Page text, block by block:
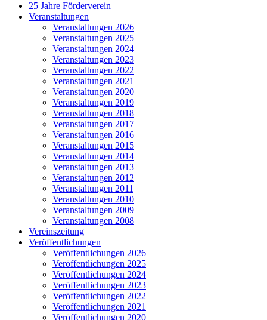
25 Jahre Förderverein
Veranstaltungen
Veranstaltungen 2026
Veranstaltungen 2025
Veranstaltungen 2024
Veranstaltungen 2023
Veranstaltungen 2022
Veranstaltungen 2021
Veranstaltungen 2020
Veranstaltungen 2019
Veranstaltungen 2018
Veranstaltungen 2017
Veranstaltungen 2016
Veranstaltungen 2015
Veranstaltungen 2014
Veranstaltungen 2013
Veranstaltungen 2012
Veranstaltungen 2011
Veranstaltungen 2010
Veranstaltungen 2009
Veranstaltungen 2008
Vereinszeitung
Veröffentlichungen
Veröffentlichungen 2026
Veröffentlichungen 2025
Veröffentlichungen 2024
Veröffentlichungen 2023
Veröffentlichungen 2022
Veröffentlichungen 2021
Veröffentlichungen 2020